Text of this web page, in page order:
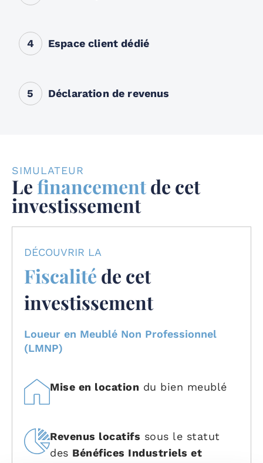
4 Espace client dédié
5 Déclaration de revenus
SIMULATEUR
Lefinancementde cet
investissement
DÉCOUVRIR LA
Fiscalité de cet
investissement
Loueur en Meublé Non Professionnel
(LMNP)
Mise en location du bien meublé
Revenus locatifs sous le statut
des Bénéfices Industriels et